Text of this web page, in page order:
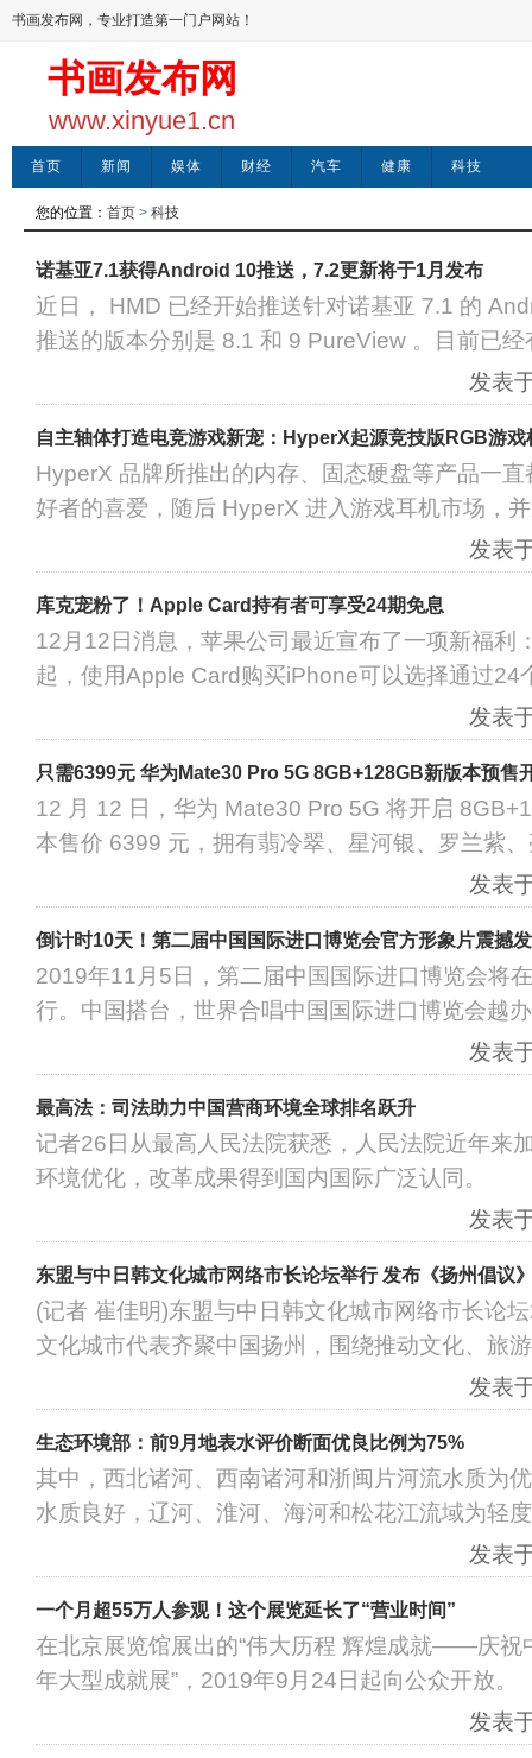
书画发布网，专业打造第一门户网站！
书画发布网
www.xinyue1.cn
首页 新闻 娱体 财经 汽车 健康 科技
您的位置： 首页 > 科技
诺基亚7.1获得Android 10推送，7.2更新将于1月发布
近日， HMD 已经开始推送针对诺基亚 7.1 的
推送的版本分别是 8.1 和 9 PureView 。目前已经
发表
自主轴体打造电竞游戏新宠：HyperX起源竞技版RGB游戏
HyperX 品牌所推出的内存、固态硬盘等产品一
好者的喜爱，随后 HyperX 进入游戏耳机市场，
发表
库克宠粉了！Apple Card持有者可享受24期免息
12月12日消息，苹果公司最近宣布了一项新福利
起，使用Apple Card购买iPhone可以选择通过24
发表
只需6399元 华为Mate30 Pro 5G 8GB+128GB新版本预售
12 月 12 日，华为 Mate30 Pro 5G 将开启
本售价 6399 元，拥有翡冷翠、星河银、罗兰紫
发表
倒计时10天！第二届中国国际进口博览会官方形象片震撼
2019年11月5日，第二届中国国际进口博览会将
行。中国搭台，世界合唱中国国际进口博览会越
发表
最高法：司法助力中国营商环境全球排名跃升
记者26日从最高人民法院获悉，人民法院近年来
环境优化，改革成果得到国内国际广泛认同。
发表
东盟与中日韩文化城市网络市长论坛举行 发布《扬州倡议
(记者 崔佳明)东盟与中日韩文化城市网络市长论
文化城市代表齐聚中国扬州，围绕推动文化、旅
发表
生态环境部：前9月地表水评价断面优良比例为75%
其中，西北诸河、西南诸河和浙闽片河流水质为
水质良好，辽河、淮河、海河和松花江流域为轻
发表
一个月超55万人参观！这个展览延长了“营业时间”
在北京展览馆展出的“伟大历程 辉煌成就——庆祝
年大型成就展”，2019年9月24日起向公众开放。
发表